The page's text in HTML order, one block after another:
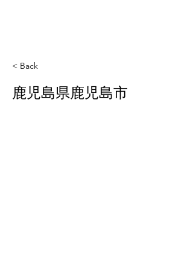
< Back
鹿児島県鹿児島市